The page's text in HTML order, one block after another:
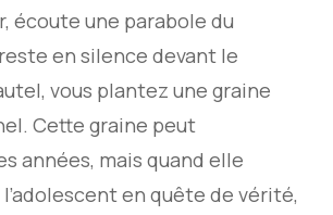
écoute une parabole du
en silence devant le
vous plantez une graine
Cette graine peut
années, mais quand elle
en quête de vérité,